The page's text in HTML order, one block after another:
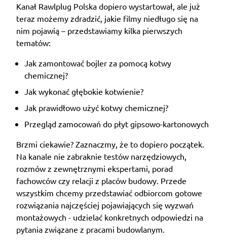
Kanał Rawlplug Polska dopiero wystartował, ale już
teraz możemy zdradzić, jakie filmy niedługo się na
nim pojawią – przedstawiamy kilka pierwszych
tematów:
Jak zamontować bojler za pomocą kotwy
chemicznej?
Jak wykonać głębokie kotwienie?
Jak prawidłowo użyć kotwy chemicznej?
Przegląd zamocowań do płyt gipsowo-kartonowych
Brzmi ciekawie? Zaznaczmy, że to dopiero początek.
Na kanale nie zabraknie testów narzędziowych,
rozmów z zewnętrznymi ekspertami, porad
fachowców czy relacji z placów budowy. Przede
wszystkim chcemy przedstawiać odbiorcom gotowe
rozwiązania najczęściej pojawiających się wyzwań
montażowych - udzielać konkretnych odpowiedzi na
pytania związane z pracami budowlanym.